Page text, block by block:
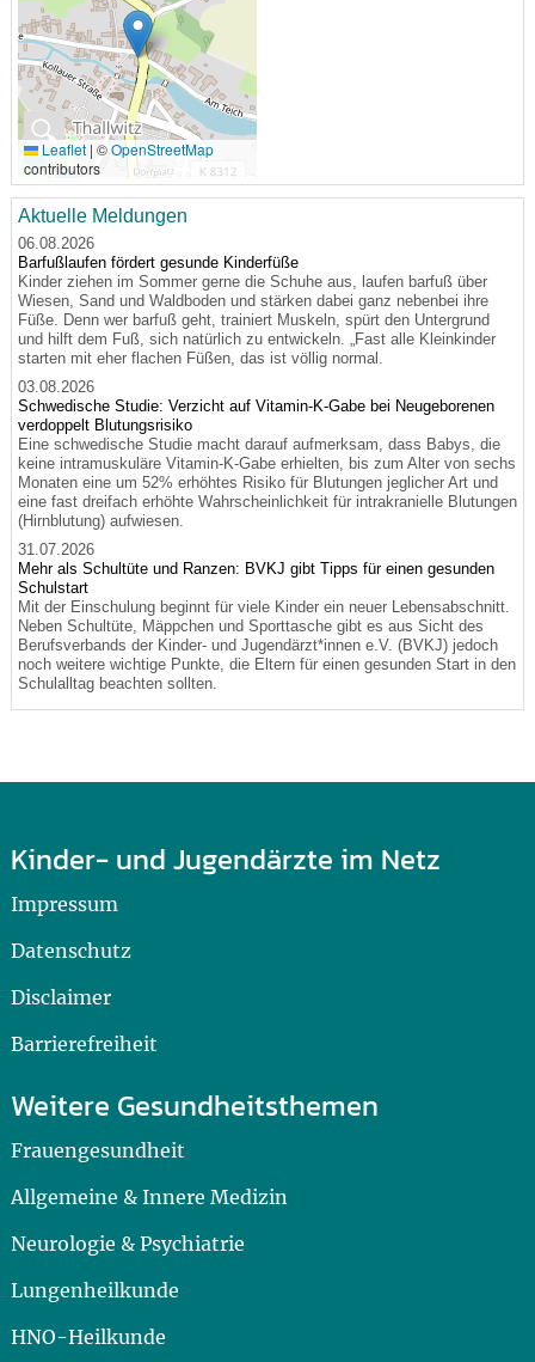
🔍
Leaflet | ©OpenStreetMap
contributors
Aktuelle Meldungen
06.08.2026
Barfußlaufen fördert gesunde Kinderfüße
Kinder ziehen im Sommer gerne die Schuhe aus, laufen barfuß über
Wiesen, Sand und Waldboden und stärken dabei ganz nebenbei ihre
Füße. Denn wer barfuß geht, trainiert Muskeln, spürt den Untergrund
und hilft dem Fuß, sich natürlich zu entwickeln. „Fast alle Kleinkinder
starten mit eher flachen Füßen, das ist völlig normal.
03.08.2026
Schwedische Studie: Verzicht auf Vitamin-K-Gabe bei Neugeborenen
verdoppelt Blutungsrisiko
Eine schwedische Studie macht darauf aufmerksam, dass Babys, die
keine intramuskuläre Vitamin-K-Gabe erhielten, bis zum Alter von sechs
Monaten eine um 52% erhöhtes Risiko für Blutungen jeglicher Art und
eine fast dreifach erhöhte Wahrscheinlichkeit für intrakranielle Blutungen
(Hirnblutung) aufwiesen.
31.07.2026
Mehr als Schultüte und Ranzen: BVKJ gibt Tipps für einen gesunden
Schulstart
Mit der Einschulung beginnt für viele Kinder ein neuer Lebensabschnitt.
Neben Schultüte, Mäppchen und Sporttasche gibt es aus Sicht des
Berufsverbands der Kinder- und Jugendärzt*innen e.V. (BVKJ) jedoch
noch weitere wichtige Punkte, die Eltern für einen gesunden Start in den
Schulalltag beachten sollten.
Kinder- und Jugendärzte im Netz
Impressum
Datenschutz
Disclaimer
Barrierefreiheit
Weitere Gesundheitsthemen
Frauengesundheit
Allgemeine & Innere Medizin
Neurologie & Psychiatrie
Lungenheilkunde
HNO-Heilkunde